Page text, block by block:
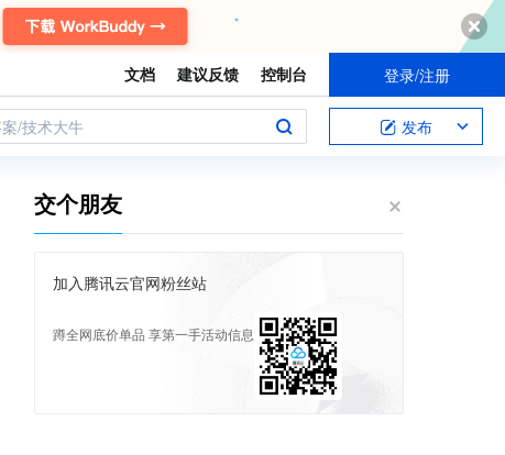
文档 建议反馈 控制台 登录/注册
/技术大牛 发布
交个朋友
加入腾讯云官网粉丝站
蹲全网底价单品 享第一手活动信息